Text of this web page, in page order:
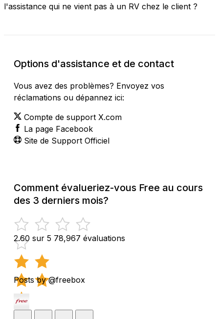
l'assistance qui ne vient pas à un RV chez le client ?
Options d'assistance et de contact
Vous avez des problèmes? Envoyez vos
réclamations ou dépannez ici:
Compte de support X.com
La page Facebook
Site de Support Officiel
Comment évalueriez-vous Free au cours
des 3 derniers mois?
2.60 sur 5 78,967 évaluations
Posts by @freebox